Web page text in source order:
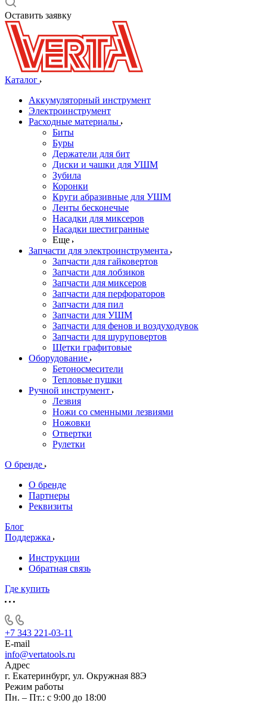
Оставить заявку
Каталог
Аккумуляторный инструмент
Электроинструмент
Расходные материалы
Биты
Буры
Держатели для бит
Диски и чашки для УШМ
Зубила
Коронки
Круги абразивные для УШМ
Ленты бесконечые
Насадки для миксеров
Насадки шестигранные
Еще
Запчасти для электроинструмента
Запчасти для гайковертов
Запчасти для лобзиков
Запчасти для миксеров
Запчасти для перфораторов
Запчасти для пил
Запчасти для УШМ
Запчасти для фенов и воздуходувок
Запчасти для шуруповертов
Щетки графитовые
Оборудование
Бетоносмесители
Тепловые пушки
Ручной инструмент
Лезвия
Ножи со сменными лезвиями
Ножовки
Отвертки
Рулетки
О бренде
О бренде
Партнеры
Реквизиты
Блог
Поддержка
Инструкции
Обратная связь
Где купить
+7 343 221-03-11
E-mail
info@vertatools.ru
Адрес
г. Екатеринбург, ул. Окружная 88Э
Режим работы
Пн. – Пт.: с 9:00 до 18:00